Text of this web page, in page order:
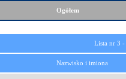
Ogółem
Lista nr 3 -
Nazwisko i imiona